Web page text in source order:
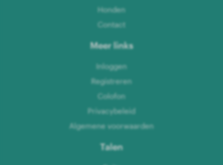
Honden
Contact
Meer links
Inloggen
Registreren
Colofon
Privacybeleid
Algemene voorwaarden
Talen